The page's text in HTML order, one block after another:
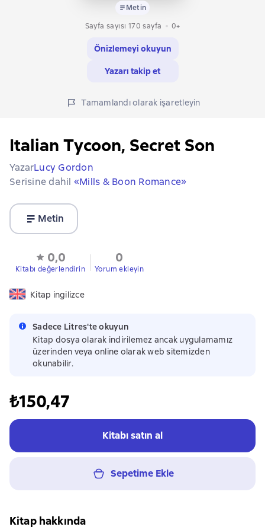
Metin
Sayfa sayısı 170 sayfa
0+
Önizlemeyi okuyun
Yazarı takip et
Tamamlandı olarak işaretleyin
Italian Tycoon, Secret Son
YazarLucy Gordon
Serisine dahil «Mills & Boon Romance»
Metin
0,0
Kitabı değerlendirin
0
Yorum ekleyin
Kitap ingilizce
Sadece Litres'te okuyun
Kitap dosya olarak indirilemez ancak uygulamamız
üzerinden veya online olarak web sitemizden
okunabilir.
₺150,47
Kitabı satın al
Sepetime Ekle
Kitap hakkında